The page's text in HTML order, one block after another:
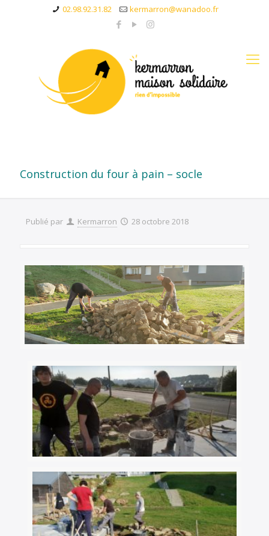
02.98.92.31.82 kermarron@wanadoo.fr
Construction du four à pain – socle
Publié par Kermarron 28 octobre 2018